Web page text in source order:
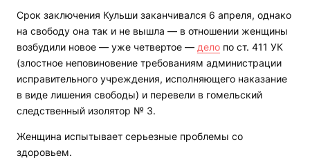
Срок заключения Кульши заканчивался 6 апреля, однако
на свободу она так и не вышла — в отношении женщины
возбудили новое — уже четвертое — дело по ст. 411 УК
(злостное неповиновение требованиям администрации
исправительного учреждения, исполняющего наказание
в виде лишения свободы) и перевели в гомельский
следственный изолятор № 3.
Женщина испытывает серьезные проблемы со
здоровьем.